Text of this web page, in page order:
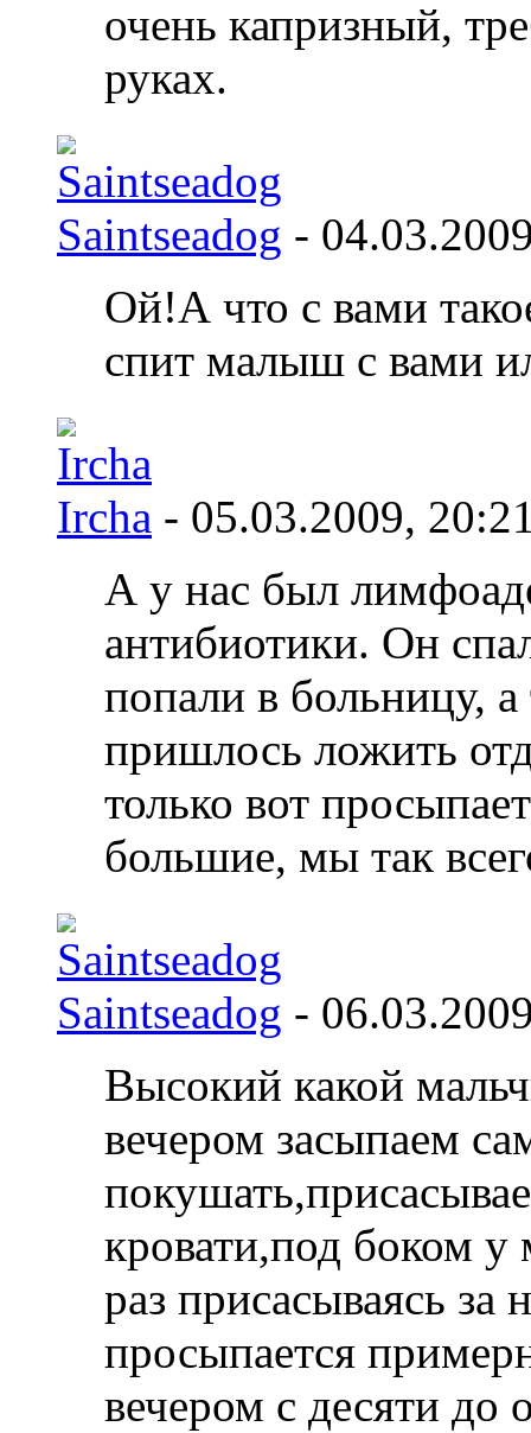
очень капризный,
руках.
Saintseadog -
Ой!А что с вами
спит малыш с вами
Ircha - 05.03.2009,
А у нас был
антибиотики. Он
попали в больницу, а
пришлось ложить
только вот
большие, мы так
Saintseadog -
Высокий какой
вечером засыпаем
кровати,под боком
раз присасываясь за
просыпается
вечером с десяти до